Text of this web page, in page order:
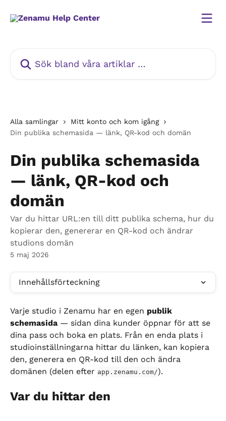
Alla samlingar
Mitt konto och kom igång
Din publika schemasida — länk, QR-kod och domän
Din publika schemasida
— länk, QR-kod och
domän
Var du hittar URL:en till ditt publika schema, hur du
kopierar den, genererar en QR-kod och ändrar
studions domän
5 maj 2026
Innehållsförteckning
Varje studio i Zenamu har en egen publik
schemasida — sidan dina kunder öppnar för att se
dina pass och boka en plats. Från en enda plats i
studioinställningarna hittar du länken, kan kopiera
den, generera en QR-kod till den och ändra
domänen (delen efter app.zenamu.com/).
Var du hittar den